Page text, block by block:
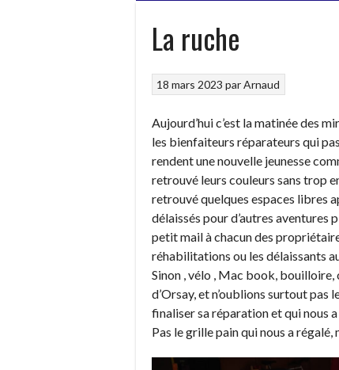
La ruche
18 mars 2023 parArnaud
Aujourd’hui c’est la matinée des
les bienfaiteurs réparateurs qui
rendent une nouvelle jeunesse
retrouvé leurs couleurs sans trop
retrouvé quelques espaces libres
délaissés pour d’autres aventures
petit mail à chacun des
réhabilitations ou les délaissants
Sinon , vélo , Mac book,
d’Orsay, et n’oublions surtout
finaliser sa réparation et qui nous
Pas le grille pain qui nous a